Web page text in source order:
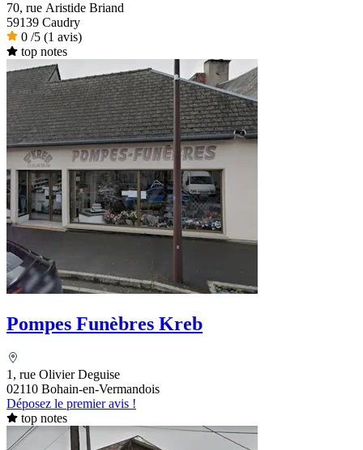
70, rue Aristide Briand
59139 Caudry
0 /5 (1 avis)
top notes
Pompes Funèbres Kreb
1, rue Olivier Deguise
02110 Bohain-en-Vermandois
Déposez le premier avis !
top notes